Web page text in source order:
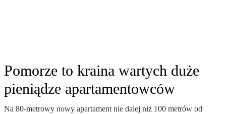
Pomorze to kraina wartych duże
pieniądze apartamentowców
Na 80-metrowy nowy apartament nie dalej niż 100 metrów od